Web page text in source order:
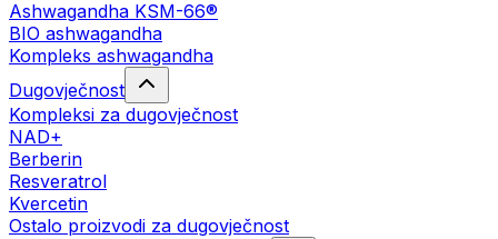
Ashwagandha KSM-66®
BIO ashwagandha
Kompleks ashwagandha
Dugovječnost
Kompleksi za dugovječnost
NAD+
Berberin
Resveratrol
Kvercetin
Ostalo proizvodi za dugovječnost